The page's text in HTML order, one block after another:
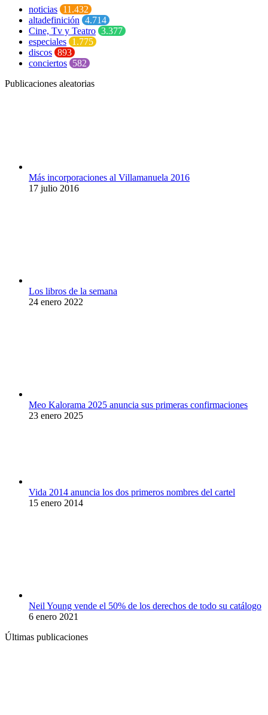
noticias 11.432
altadefinición 4.714
Cine, Tv y Teatro 3.377
especiales 1.775
discos 893
conciertos 582
Publicaciones aleatorias
Más incorporaciones al Villamanuela 2016
17 julio 2016
Los libros de la semana
24 enero 2022
Meo Kalorama 2025 anuncia sus primeras confirmaciones
23 enero 2025
Vida 2014 anuncia los dos primeros nombres del cartel
15 enero 2014
Neil Young vende el 50% de los derechos de todo su catálogo
6 enero 2021
Últimas publicaciones